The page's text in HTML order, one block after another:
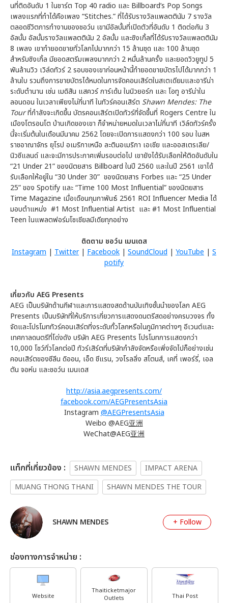
นที่ติดอันดับ 1 ในชาร์ต Top 40 radio และ Billboard’s Pop Songs
เพลงแรกที่ทำได้คือเพลง “Stitches.” ที่ได้รับรางวัลแพลตตินัม 7 รางวัล
ตลอดชีวิตการทำงานของชอว์น เขามีอัลบั้มที่เปิดตัวที่อันดับ 1 ติดต่อกัน 3
อัลบั้ม อัลบั้มรางวัลแพลตตินัม 2 อัลบั้ม และซิงเกิ้ลที่ได้รับรางวัลแพลตตินัม
8 เพลง เขาทำยอดขายทั่วโลกไปมากกว่า 15 ล้านชุด และ 100 ล้านชุด
สำหรับซิงเกิ้ล มียอดสตรีมเพลงมากกว่า 2 หมื่นล้านครั้ง และยอดวิวยูทูป 5
พันล้านวิว เวิล์ดทัวร์ 2 รอบของเขาก่อนหน้านี้ทำยอดขายบัตรไปได้มากกว่า 1
ล้านใบ รวมถึงการขายบัตรได้หมดในการจัดคอนเสิร์ตในสเตเดียมและอารีน่า
ระดับตำนาน เช่น เมดิสัน แสควร์ การ์เด้น ในนิวยอร์ก และ โอทู อารีน่าใน
ลอนดอน ในเวลาเพียงไม่กี่นาที ในทัวร์คอนเสิร์ต Shawn Mendes: The
Tourที่กำลังจะเกิดขึ้น บัตรคอนเสิร์ตเปิดทัวร์ที่จัดขึ้นที่ Rogers Centre ใน
เมืองโตรอนโต บ้านเกิดของเขา ก็จำหน่ายหมดในเวลาไม่กี่นาที เวิล์ดทัวร์ครั้ง
นี้จะเริ่มต้นในเดือนมีนาคม 2562 โดยจะเปิดการแสดงกว่า 100 รอบ ในสห
ราชอาณาจักร ยุโรป อเมริกาเหนือ ละตินอเมริกา เอเชีย และออสเตรเลีย/
นิวซีแลนด์ และจะมีการประกาศเพิ่มรอบต่อไป เขายังได้รับเลือกให้ติดอันดับใน
“21 Under 21” ของนิตยสาร Billboard ในปี 2560 และในปี 2561 เขาได้
รับเลือกให้อยู่ใน “30 Under 30” ของนิตยสาร Forbes และ “25 Under
25” ของ Spotify และ “Time 100 Most Influential” ของนิตยสาร
Time Magazine เมื่อเดือนกุมภาพันธ์ 2561 ROI Influencer Media ได้
มอบตำแหน่ง #1 Most Influential Artist และ #1 Most Influential
Teen ในแพลตฟอร์มโซเชียลมีเดียทุกอย่าง
ติดตาม ชอว์น เมนเดส
Instagram | Twitter| Facebook | SoundCloud | YouTube | S
potify
เกี่ยวกับ AEG Presents
AEG เป็นบริษัทด้านกีฬาและการแสดงสดด้านบันเทิงชั้นนำของโลก AEG
Presents เป็นบริษัทที่ให้บริการเกี่ยวการแสดงดนตรีสดอย่างครบวงจร ทั้ง
จัดและโปรโมททัวร์คอนเสิร์ตที่งระดับทั้วโลกหรือในภูมิภาคต่างๆ อีเวนต์และ
เทศกาลดนตรีที่โด่งดัง บริษัท AEG Presents โปรโมทการแสดงกว่า
10,000 โชว์ทั่วโลกต่อปี ทัวร์เสิร์ตที่บริษัทกำลังจัดหรือเพิ่งจัดไปก็อย่างเช่น
คอนเสิร์ตของซีลีน ดิออน, เอ็ด ชีแรน, วงโรลลิ่ง สโตนส์, เคที่ เพอร์รี่, เอล
ตัน จอห์น และชอว์น เมนเดส
http://asia.aegpresents.com/
facebook.com/AEGPresentsAsia
Instagram @AEGPresentsAsia
Weibo @AEG亚洲
WeChat@AEG亚洲
เเท็กที่เกี่ยวข้อง : SHAWN MENDES
IMPACT ARENA
MUANG THONG THANI
SHAWN MENDES THE TOUR
SHAWN MENDES + Follow
ช่องทางการจำหน่าย :
Website
Thaiticketmajor
Outlets
Thai Post